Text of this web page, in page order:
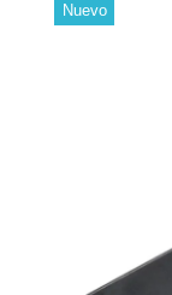
Nuevo